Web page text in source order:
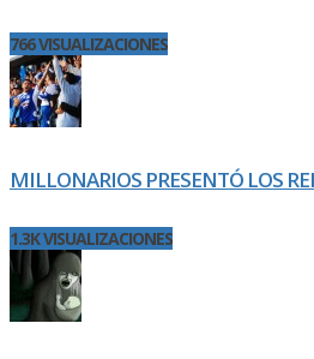
766 VISUALIZACIONES
MILLONARIOS PRESENTÓ LOS
1.3K VISUALIZACIONES